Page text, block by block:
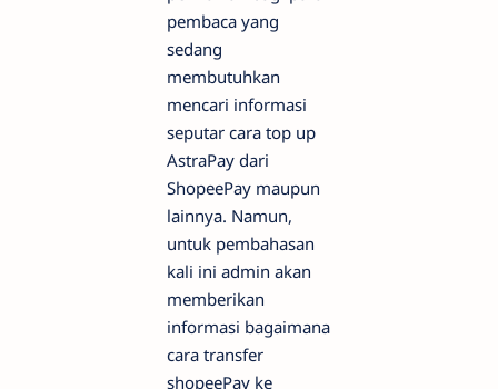
pembaca yang
sedang
membutuhkan
mencari informasi
seputar cara top up
AstraPay dari
ShopeePay maupun
lainnya. Namun,
untuk pembahasan
kali ini admin akan
memberikan
informasi bagaimana
cara transfer
shopeePay ke